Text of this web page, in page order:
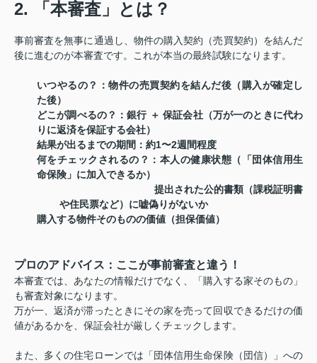
2. 「本審査」とは？
事前審査を無事に通過し、物件の購入契約（売買契約）を結んだ
後に進むのが本審査です。これが本当の最終試験になります。
いつやるの？
：物件の売買契約を結んだ後（購入が確定し
た後）
どこが調べるの？ ：銀行 ＋ 保証会社（万が一のときに代わ
りに返済を保証する会社）
結果が出るまでの期間 ：約1〜2週間程度
何をチェックされるの？ ： 本人の健康状態（「団体信用生
命保険」に加入できるか）
提出された公的書類（課税証明書
や住民票など）に嘘偽りがないか
購入する物件そのものの価値（担保価値）
プロのアドバイス：ここが事前審査と違う！
本審査では、あなたの情報だけでなく、「購入する家そのもの」
も審査対象になります。
万が一、返済が滞ったときにその家を売って回収できるだけの価
値があるかを、保証会社が厳しくチェックします。
また、多くの住宅ローンでは「団体信用生命保険（団信）」への